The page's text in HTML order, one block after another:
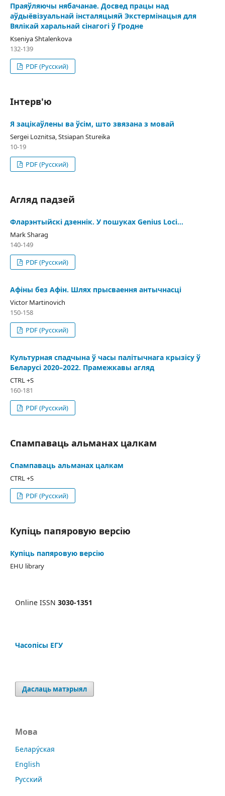
Праяўляючы нябачанае. Досвед працы над
аўдыёвізуальнай інсталяцыяй Экстермінацыя для
Вялікай харальнай сінагогі ў Гродне
Kseniya Shtalenkova
132-139
PDF (Русский)
Інтерв'ю
Я зацікаўлены ва ўсім, што звязана з мовай
Sergei Loznitsa, Stsiapan Stureika
10-19
PDF (Русский)
Агляд падзей
Фларэнтыйскі дзеннік. У пошуках Genius Loci…
Mark Sharag
140-149
PDF (Русский)
Афіны без Афін. Шлях прысваення антычнасці
Victor Martinovich
150-158
PDF (Русский)
Культурная спадчына ў часы палітычнага крызісу ў
Беларусі 2020–2022. Прамежкавы агляд
CTRL +S
160-181
PDF (Русский)
Спампаваць альманах цалкам
Спампаваць альманах цалкам
CTRL +S
PDF (Русский)
Купіць папяровую версію
Купіць папяровую версію
EHU library
Online ISSN 3030-1351
Часопісы ЕГУ
Даслаць матэрыял
Мова
Белару́ская
English
Русский